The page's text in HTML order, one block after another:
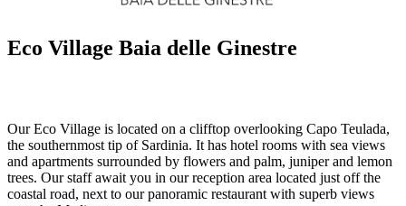
Eco Village Baia delle Ginestre
Our Eco Village is located on a clifftop overlooking Capo Teulada,
the southernmost tip of Sardinia. It has hotel rooms with sea views
and apartments surrounded by flowers and palm, juniper and lemon
trees. Our staff await you in our reception area located just off the
coastal road, next to our panoramic restaurant with superb views